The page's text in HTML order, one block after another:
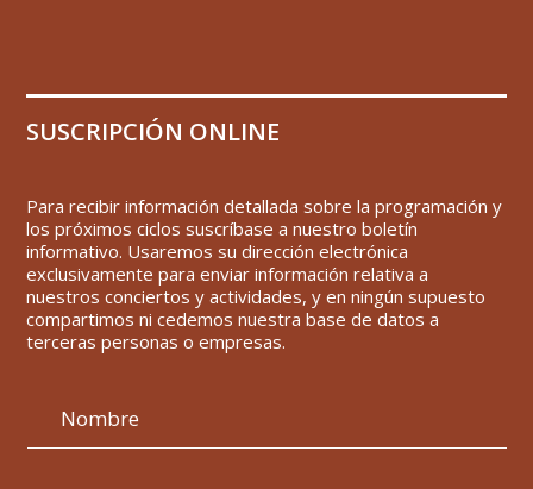
SUSCRIPCIÓN ONLINE
Para recibir información detallada sobre la programación y
los próximos ciclos suscríbase a nuestro boletín
informativo. Usaremos su dirección electrónica
exclusivamente para enviar información relativa a
nuestros conciertos y actividades, y en ningún supuesto
compartimos ni cedemos nuestra base de datos a
terceras personas o empresas.